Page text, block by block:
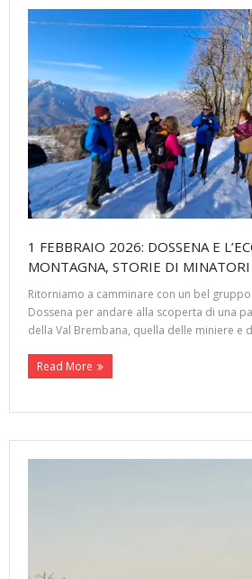
1 FEBBRAIO 2026: DOSSENA E
MONTAGNA, STORIE DI MINATORI
Ritorniamo a camminare con un bel gruppo
Dossena per andare alla scoperta di una
della Val Brembana, quella delle miniere e
Read More